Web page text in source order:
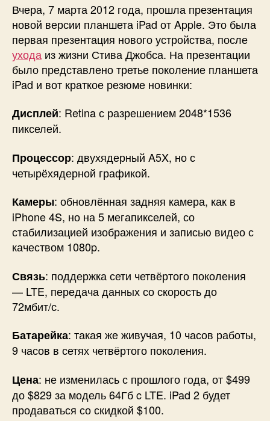
Вчера, 7 марта 2012 года, прошла презентация
новой версии планшета iPad от Apple. Это была
первая презентация нового устройства, после
ухода из жизни Стива Джобса. На презентации
было представлено третье поколение планшета
iPad и вот краткое резюме новинки:
Дисплей: Retina с разрешением 2048*1536
пикселей.
Процессор: двухядерный A5X, но с
четырёхядерной графикой.
Камеры: обновлённая задняя камера, как в
iPhone 4S, но на 5 мегапикселей, со
стабилизацией изображения и записью видео с
качеством 1080p.
Связь: поддержка сети четвёртого поколения
— LTE, передача данных со скорость до
72мбит/с.
Батарейка: такая же живучая, 10 часов работы,
9 часов в сетях четвёртого поколения.
Цена: не изменилась с прошлого года, от $499
до $829 за модель 64Гб c LTE. iPad 2 будет
продаваться со скидкой $100.